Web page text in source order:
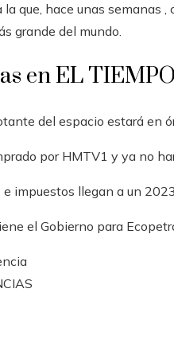
que, hace unas semanas
grande del mundo.
en EL TIEMPO
del espacio estará en
por HMTV1 y ya no
e impuestos llegan a un
el Gobierno para